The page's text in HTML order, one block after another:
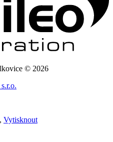
© 2026
, Vytisknout